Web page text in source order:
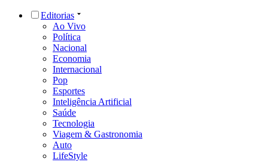
Editorias
Ao Vivo
Política
Nacional
Economia
Internacional
Pop
Esportes
Inteligência Artificial
Saúde
Tecnologia
Viagem & Gastronomia
Auto
LifeStyle